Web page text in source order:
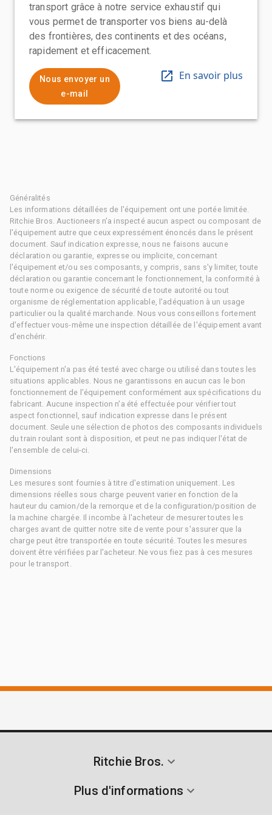
transport grâce à notre service exhaustif qui
vous permet de transporter vos biens au-delà
des frontières, des continents et des océans,
rapidement et efficacement.
Nous envoyer un
e-mail
En savoir plus
Généralités
Les informations détaillées de l'équipement ont une portée limitée.
Ritchie Bros. Auctioneers n'a inspecté aucun aspect ou composant de
l'équipement autre que ceux expressément énoncés dans le présent
document. Sauf indication expresse, nous ne faisons aucune
déclaration ou garantie, expresse ou implicite, concernant
l'équipement et/ou ses composants, y compris, sans s'y limiter, toute
déclaration ou garantie concernant le fonctionnement, la conformité à
toute norme ou exigence de sécurité de toute autorité ou tout
organisme de réglementation applicable, l'adéquation à un usage
particulier ou la qualité marchande. Nous vous conseillons fortement
d'effectuer vous-même une inspection détaillée de l'équipement avant
d'enchérir.
Fonctions
L'équipement n'a pas été testé avec charge ou utilisé dans toutes les
situations applicables. Nous ne garantissons en aucun cas le bon
fonctionnement de l'équipement conformément aux spécifications du
fabricant. Aucune inspection n'a été effectuée pour vérifier tout
aspect fonctionnel, sauf indication expresse dans le présent
document. Seule une sélection de photos des composants individuels
du train roulant sont à disposition, et peut ne pas indiquer l'état de
l'ensemble de celui-ci.
Dimensions
Les mesures sont fournies à titre d'estimation uniquement. Les
dimensions réelles sous charge peuvent varier en fonction de la
hauteur du camion/de la remorque et de la configuration/position de
la machine chargée. Il incombe à l'acheteur de mesurer toutes les
charges avant de quitter notre site de vente pour s'assurer que la
charge peut être transportée en toute sécurité. Toutes les mesures
doivent être vérifiées par l'acheteur. Ne vous fiez pas à ces mesures
pour le transport.
Ritchie Bros.
Plus d'informations